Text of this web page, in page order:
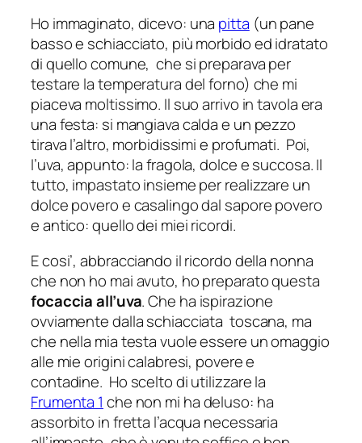
Ho immaginato, dicevo: una pitta (un pane
basso e schiacciato, più morbido ed idratato
di quello comune, che si preparava per
testare la temperatura del forno) che mi
piaceva moltissimo. Il suo arrivo in tavola era
una festa: si mangiava calda e un pezzo
tirava l’altro, morbidissimi e profumati. Poi,
l’uva, appunto: la fragola, dolce e succosa. Il
tutto, impastato insieme per realizzare un
dolce povero e casalingo dal sapore povero
e antico: quello dei miei ricordi.
E cosi’, abbracciando il ricordo della nonna
che non ho mai avuto, ho preparato questa
focaccia all’uva. Che ha ispirazione
ovviamente dalla schiacciata toscana, ma
che nella mia testa vuole essere un omaggio
alle mie origini calabresi, povere e
contadine. Ho scelto di utilizzare la
Frumenta 1 che non mi ha deluso: ha
assorbito in fretta l’acqua necessaria